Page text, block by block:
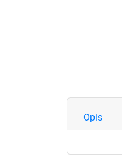
Opis